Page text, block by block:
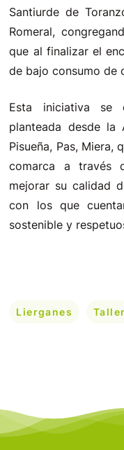
Santiurde de
Romeral,
que al finalizar el
de bajo consumo de
Esta iniciativa se
planteada desde la
Pisueña, Pas, Miera,
comarca a través
mejorar su calidad
con los que
sostenible y
Lierganes Taller